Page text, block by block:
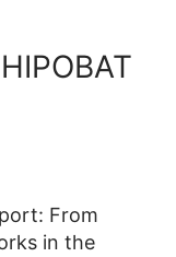
From
in the